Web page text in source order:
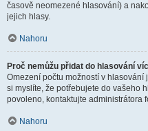
časově neomezené hlasování) a
jejich hlasy.
Nahoru
Proč nemůžu přidat do hlasování
Omezení počtu možností v hlasování
si myslíte, že potřebujete do vašeho
povoleno, kontaktujte administrátora
Nahoru